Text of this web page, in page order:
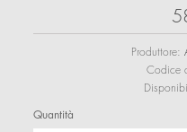
Produttore:
Codice
Quantità